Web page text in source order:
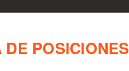
POSICIONES